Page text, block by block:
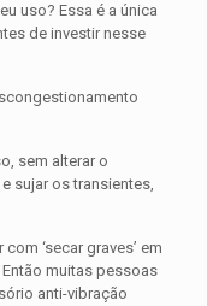
uso? Essa é a única
de investir nesse
sem alterar o
sujar os transientes,
‘secar graves’ em
muitas pessoas
anti-vibração